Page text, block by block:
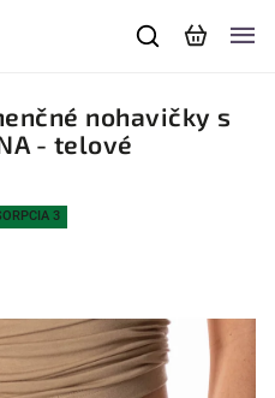
nohavičky s
- telové
3